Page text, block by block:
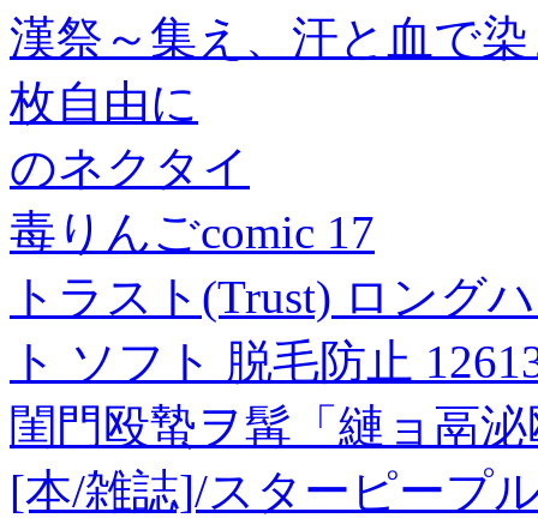
漢祭～集え、汗と血で
枚自由に
のネクタイ
毒りんごcomic 17
トラスト(Trust) ロング
ト ソフト 脱毛防止
閨門殴蟄ヲ髯「縺ョ鬲
[本/雑誌]/スターピープ